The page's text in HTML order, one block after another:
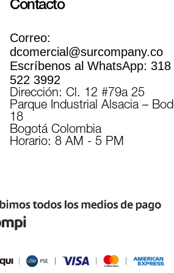
Contacto
Correo:
dcomercial@surcompany.co
Escríbenos al WhatsApp: 318
522 3992
Dirección: Cl. 12 #79a 25
Parque Industrial Alsacia –
18
Bogotá Colombia
Horario: 8 AM - 5 PM